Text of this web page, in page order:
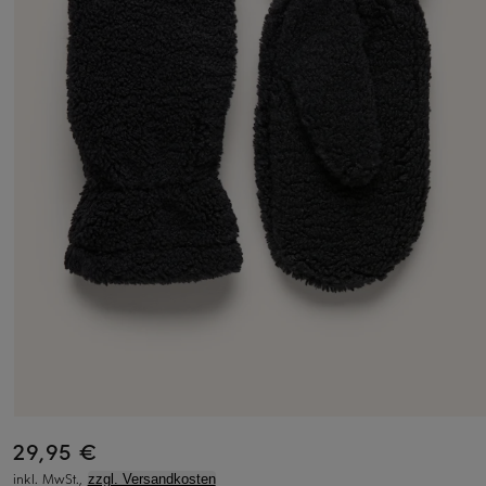
29,95 €
inkl. MwSt., zzgl. Versandkosten